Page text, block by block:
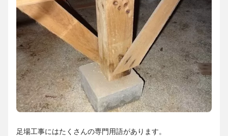
足場工事にはたくさんの専門用語があります。